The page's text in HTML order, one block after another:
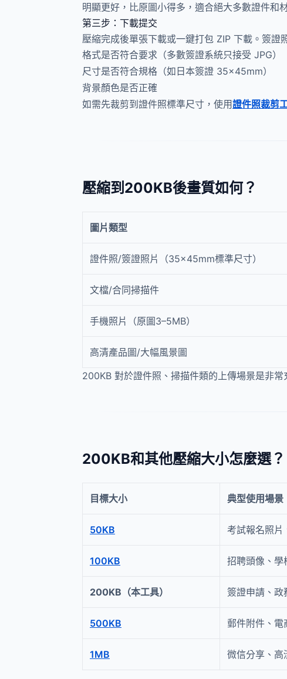
明顯更好，比原圖小得多，適合絕大多數證件和
第三步：下載提交
壓縮完成後單張下載或一鍵打包 ZIP 下載。簽證
格式是否符合要求（多數簽證系統只接受 JPG）
尺寸是否符合規格（如日本簽證 35×45mm）
背景顏色是否正確
如需先裁剪到證件照標準尺寸，使用證件照裁剪
壓縮到200KB後畫質如何？
圖片類型
證件照/簽證照片（35×45mm標準尺寸）
文檔/合同掃描件
手機照片（原圖3–5MB）
高清產品圖/大幅風景圖
200KB 對於證件照、掃描件類的上傳場景是非常
200KB和其他壓縮大小怎麼選？
目標大小 典型使用場景
50KB 考試報名照片
100KB 招聘頭像、學
200KB（本工具） 簽證申請、政
500KB 郵件附件、電
1MB 微信分享、高